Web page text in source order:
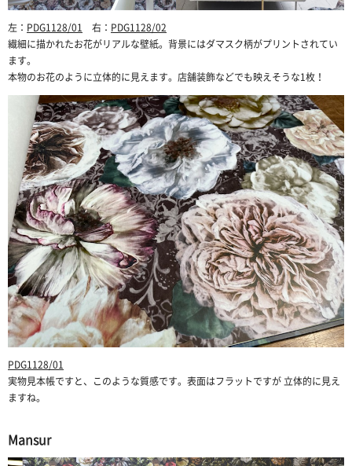
左： PDG1128/01 右： PDG1128/02
繊細に描かれたお花がリアルな壁紙。背景にはダマスク柄がプリントされてい
ます。
本物のお花のように立体的に見えます。店舗装飾などでも映えそうな1枚！
PDG1128/01
実物見本帳ですと、このような質感です。表面はフラットですが 立体的に見え
ますね。
Mansur